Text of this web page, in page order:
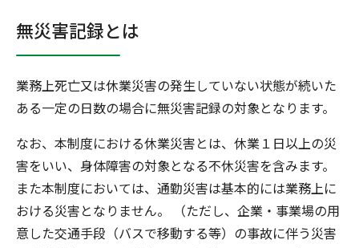
無災害記録とは
業務上死亡又は休業災害の発生していない状態が続いた
ある一定の日数の場合に無災害記録の対象となります。
なお、本制度における休業災害とは、休業１日以上の災
害をいい、身体障害の対象となる不休災害を含みます。
また本制度においては、通勤災害は基本的には業務上に
おける災害となりません。 （ただし、企業・事業場の用
意した交通手段（バスで移動する等）の事故に伴う災害